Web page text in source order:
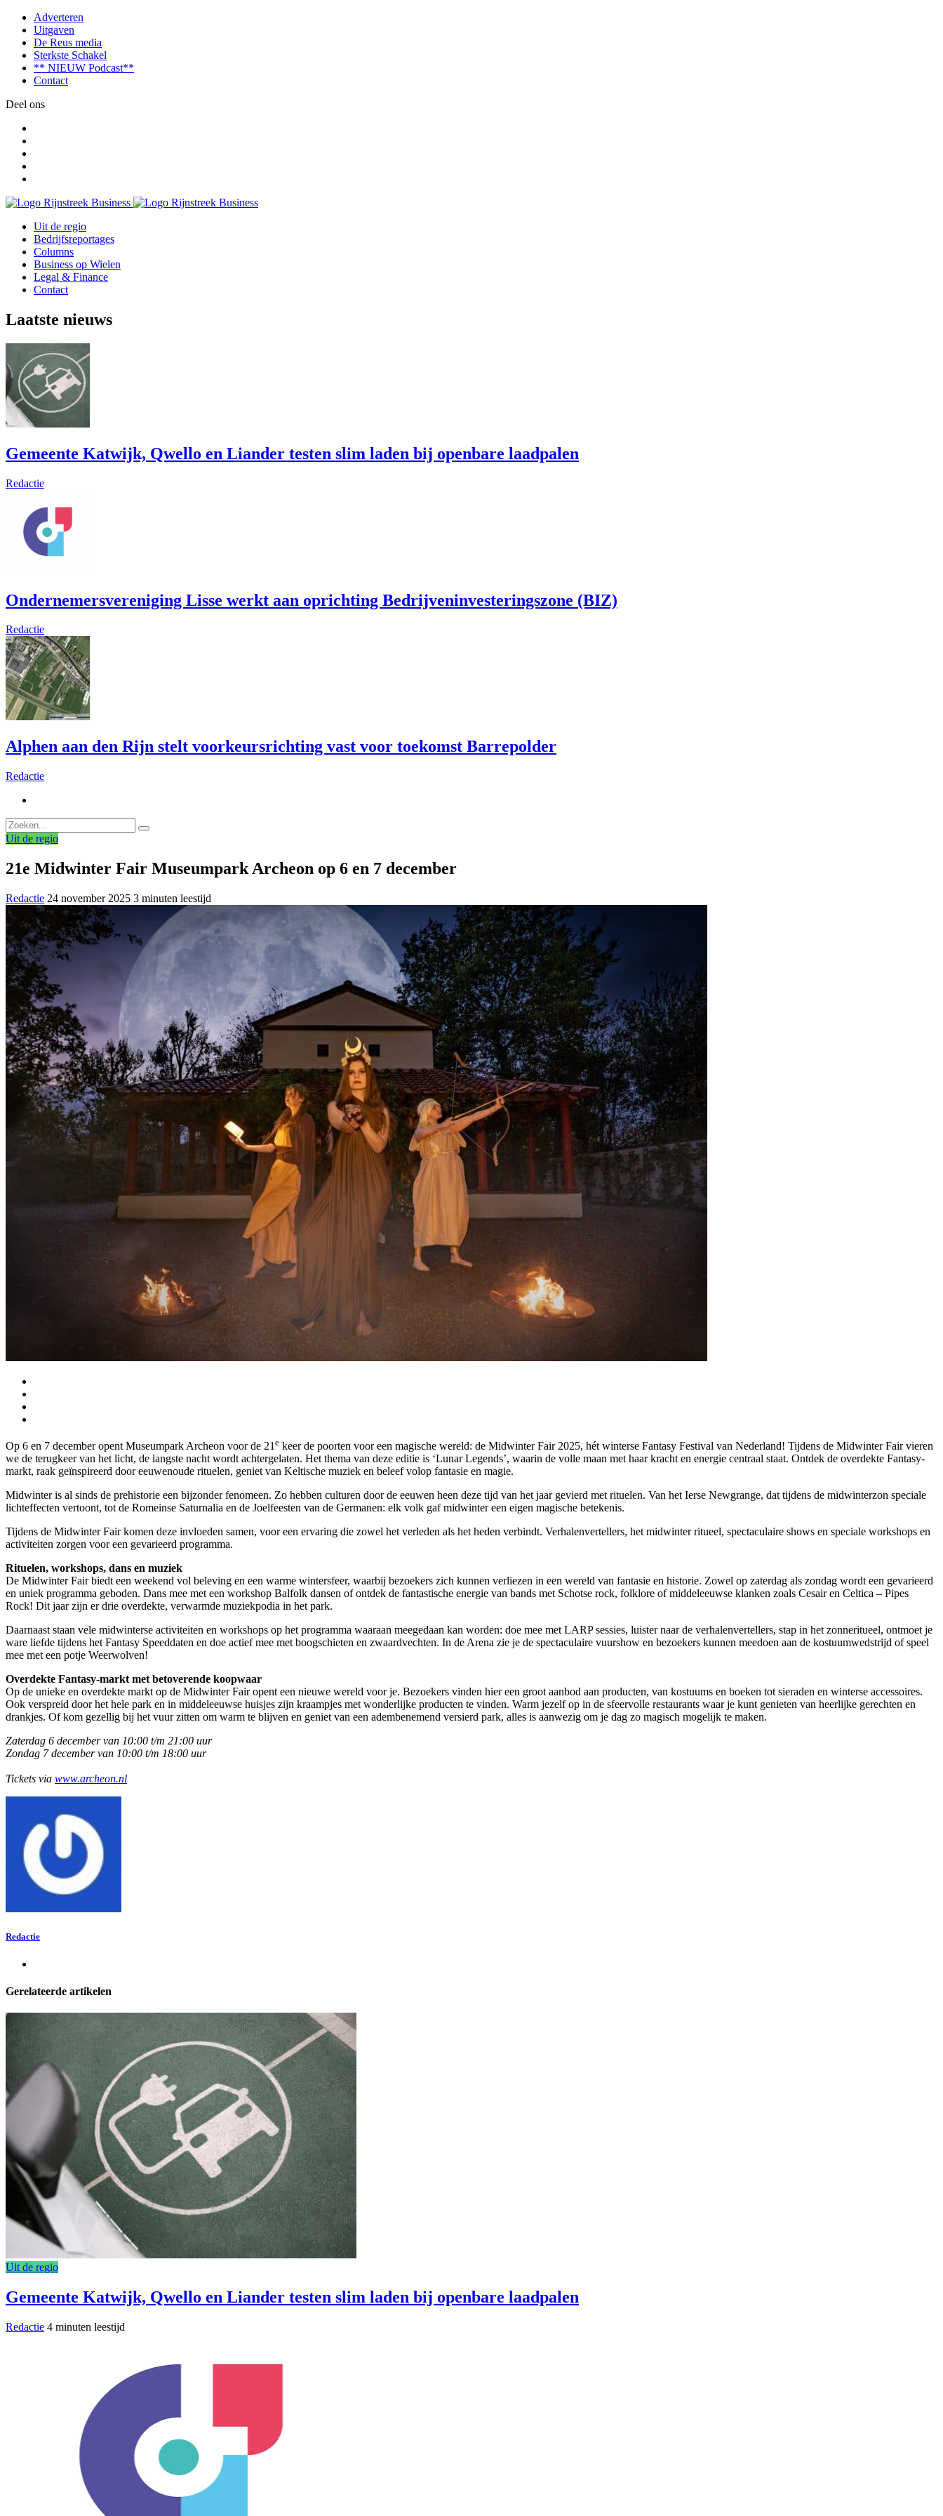
Adverteren
Uitgaven
De Reus media
Sterkste Schakel
** NIEUW Podcast**
Contact
Deel ons
Uit de regio
Bedrijfsreportages
Columns
Business op Wielen
Legal & Finance
Contact
Laatste nieuws
Gemeente Katwijk, Qwello en Liander testen slim laden bij openbare laadpalen
Redactie
Ondernemersvereniging Lisse werkt aan oprichting Bedrijveninvesteringszone (BIZ)
Redactie
Alphen aan den Rijn stelt voorkeursrichting vast voor toekomst Barrepolder
Redactie
Uit de regio
21e Midwinter Fair Museumpark Archeon op 6 en 7 december
Redactie 24 november 2025 3 minuten leestijd
Op 6 en 7 december opent Museumpark Archeon voor de 21 e keer de poorten voor een magische wereld: de Midwinter Fair 2025, hét winterse Fantasy Festival van Nederland! Tijdens de Midwinter Fair vieren
we de terugkeer van het licht, de langste nacht wordt achtergelaten. Het thema van deze editie is ‘Lunar Legends’, waarin de volle maan met haar kracht en energie centraal staat. Ontdek de overdekte Fantasy-
markt, raak geïnspireerd door eeuwenoude rituelen, geniet van Keltische muziek en beleef volop fantasie en magie.
Midwinter is al sinds de prehistorie een bijzonder fenomeen. Zo hebben culturen door de eeuwen heen deze tijd van het jaar gevierd met rituelen. Van het Ierse Newgrange, dat tijdens de midwinterzon speciale
lichteffecten vertoont, tot de Romeinse Saturnalia en de Joelfeesten van de Germanen: elk volk gaf midwinter een eigen magische betekenis.
Tijdens de Midwinter Fair komen deze invloeden samen, voor een ervaring die zowel het verleden als het heden verbindt. Verhalenvertellers, het midwinter ritueel, spectaculaire shows en speciale workshops en
activiteiten zorgen voor een gevarieerd programma.
Rituelen, workshops, dans en muziek
De Midwinter Fair biedt een weekend vol beleving en een warme wintersfeer, waarbij bezoekers zich kunnen verliezen in een wereld van fantasie en historie. Zowel op zaterdag als zondag wordt een gevarieerd
en uniek programma geboden. Dans mee met een workshop Balfolk dansen of ontdek de fantastische energie van bands met Schotse rock, folklore of middeleeuwse klanken zoals Cesair en Celtica – Pipes
Rock! Dit jaar zijn er drie overdekte, verwarmde muziekpodia in het park.
Daarnaast staan vele midwinterse activiteiten en workshops op het programma waaraan meegedaan kan worden: doe mee met LARP sessies, luister naar de verhalenvertellers, stap in het zonneritueel, ontmoet je
ware liefde tijdens het Fantasy Speeddaten en doe actief mee met boogschieten en zwaardvechten. In de Arena zie je de spectaculaire vuurshow en bezoekers kunnen meedoen aan de kostuumwedstrijd of speel
mee met een potje Weerwolven!
Overdekte Fantasy-markt met betoverende koopwaar
Op de unieke en overdekte markt op de Midwinter Fair opent een nieuwe wereld voor je. Bezoekers vinden hier een groot aanbod aan producten, van kostuums en boeken tot sieraden en winterse accessoires.
Ook verspreid door het hele park en in middeleeuwse huisjes zijn kraampjes met wonderlijke producten te vinden. Warm jezelf op in de sfeervolle restaurants waar je kunt genieten van heerlijke gerechten en
drankjes. Of kom gezellig bij het vuur zitten om warm te blijven en geniet van een adembenemend versierd park, alles is aanwezig om je dag zo magisch mogelijk te maken.
Zaterdag 6 december van 10:00 t/m 21:00 uur
Zondag 7 december van 10:00 t/m 18:00 uur
Tickets via www.archeon.nl
Redactie
Gerelateerde artikelen
Uit de regio
Gemeente Katwijk, Qwello en Liander testen slim laden bij openbare laadpalen
Redactie 4 minuten leestijd